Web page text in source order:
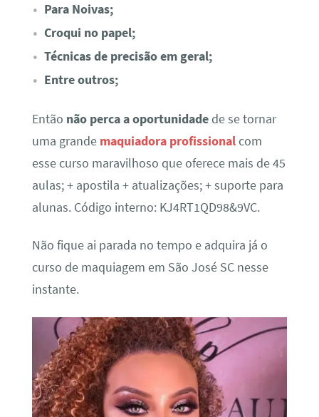
Para Noivas;
Croqui no papel;
Técnicas de precisão em geral;
Entre outros;
Então não perca a oportunidadede se tornar
uma grande maquiadora profissionalcom
esse curso maravilhoso que oferece mais de 45
aulas; + apostila + atualizações; + suporte para
alunas. Código interno: KJ4RT1QD98&9VC.
Não fique ai parada no tempo e adquira já o
curso de maquiagem em São José SC nesse
instante.